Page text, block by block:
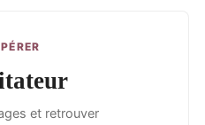
et retrouver